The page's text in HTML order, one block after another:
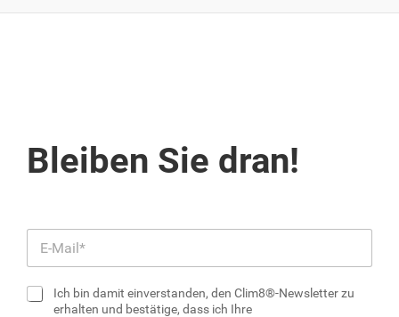
Bleiben Sie dran!
-
M
a
Ich bin damit einverstanden, den Clim8®-Newsletter zu
erhalten und bestätige, dass ich Ihre